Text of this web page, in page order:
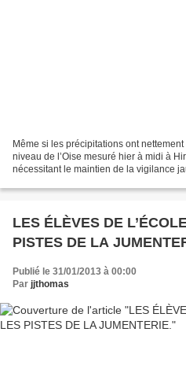
Même si les précipitations ont
niveau de l’Oise mesuré hier à midi à
nécessitant le maintien de la vigilance
LES ÉLÈVES DE
PISTES DE LA
Publié le 31/01/2013 à 00:00
Par jjthomas